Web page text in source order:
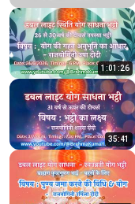
1:01:26
35:41